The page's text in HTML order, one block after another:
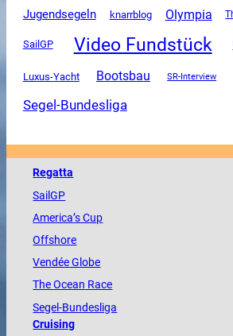
Jugendsegeln knarrblog Olympia
SailGP Video Fundstück
Luxus-Yacht Bootsbau SR-Interview
Segel-Bundesliga
Regatta
SailGP
America’s Cup
Offshore
VendéeGlobe
TheOcean Race
Segel-Bundesliga
Cruising